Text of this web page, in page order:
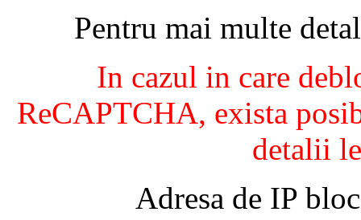
Pentru mai multe
In cazul in care
ReCAPTCHA, exista
detalii
Adresa de IP